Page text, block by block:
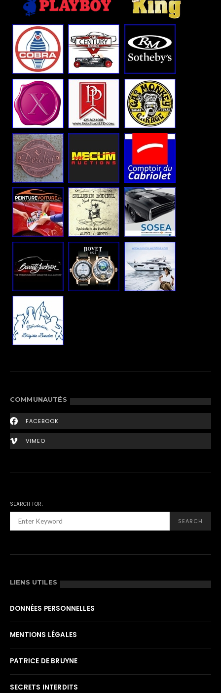
COMMUNAUTÉS
FACEBOOK
VIMEO
SEARCH FOR:
SEARCH
LIENS UTILES
DONNÉES PERSONNELLES
MENTIONS LÉGALES
PATRICE DE BRUYNE
SECRETS INTERDITS